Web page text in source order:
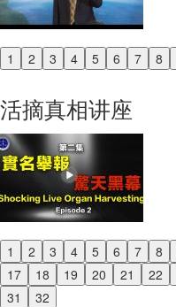
1 2 3 4 5 6 7 8
Previous
活摘真相讲座
1 2 3 4 5 6 7 8
17
18 19 20 21 22
31
32
Previous
Next